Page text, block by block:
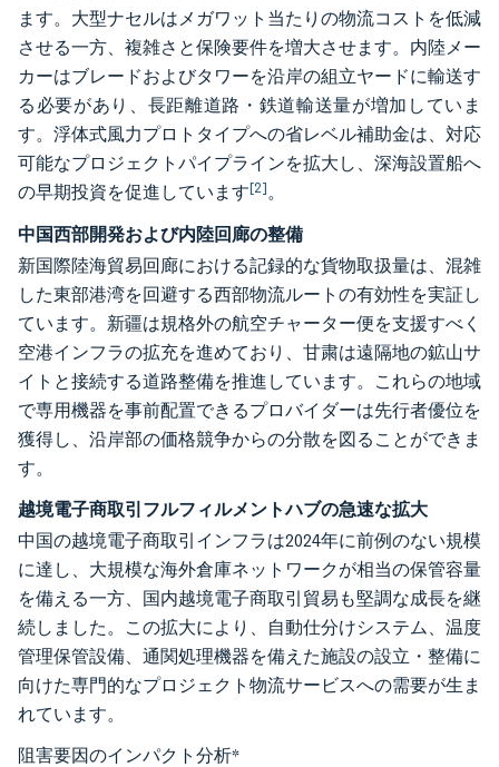
ます。大型ナセルはメガワット当たりの物流コストを低減
させる一方、複雑さと保険要件を増大させます。内陸メー
カーはブレードおよびタワーを沿岸の組立ヤードに輸送す
る必要があり、長距離道路・鉄道輸送量が増加していま
す。浮体式風力プロトタイプへの省レベル補助金は、対応
可能なプロジェクトパイプラインを拡大し、深海設置船へ
の早期投資を促進しています[2]。
中国西部開発および内陸回廊の整備
新国際陸海貿易回廊における記録的な貨物取扱量は、混雑
した東部港湾を回避する西部物流ルートの有効性を実証し
ています。新疆は規格外の航空チャーター便を支援すべく
空港インフラの拡充を進めており、甘粛は遠隔地の鉱山サ
イトと接続する道路整備を推進しています。これらの地域
で専用機器を事前配置できるプロバイダーは先行者優位を
獲得し、沿岸部の価格競争からの分散を図ることができま
す。
越境電子商取引フルフィルメントハブの急速な拡大
中国の越境電子商取引インフラは2024年に前例のない規模
に達し、大規模な海外倉庫ネットワークが相当の保管容量
を備える一方、国内越境電子商取引貿易も堅調な成長を継
続しました。この拡大により、自動仕分けシステム、温度
管理保管設備、通関処理機器を備えた施設の設立・整備に
向けた専門的なプロジェクト物流サービスへの需要が生ま
れています。
阻害要因のインパクト分析*